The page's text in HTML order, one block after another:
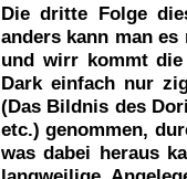
Die dritte Folge
anders kann man
und wirr kommt
Dark einfach nur
(Das Bildnis des
etc.) genommen,
was dabei heraus